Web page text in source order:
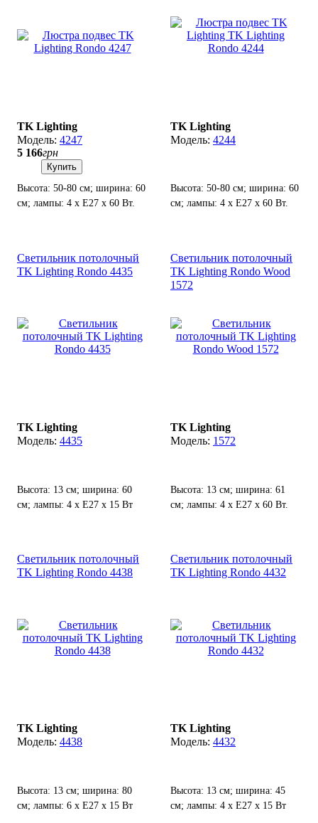
TK Lighting
4247
5 166грн
Купить
Высота: 50-80 см; ширина: 60
см; лампы: 4 х Е27 х 60 Вт.
TK Lighting
4244
Высота: 50-80 см; ширина: 60
см; лампы: 4 х Е27 х 60 Вт.
Светильник потолочный
TK Lighting Rondo 4435
TK Lighting
4435
Высота: 13 см; ширина: 60
см; лампы: 4 х Е27 х 15 Вт
Светильник потолочный
TK Lighting Rondo Wood
1572
TK Lighting
1572
Высота: 13 см; ширина: 61
см; лампы: 4 х E27 х 60 Вт.
Светильник потолочный
TK Lighting Rondo 4438
TK Lighting
4438
Высота: 13 см; ширина: 80
см; лампы: 6 х Е27 х 15 Вт
Светильник потолочный
TK Lighting Rondo 4432
TK Lighting
4432
Высота: 13 см; ширина: 45
см; лампы: 4 х Е27 х 15 Вт